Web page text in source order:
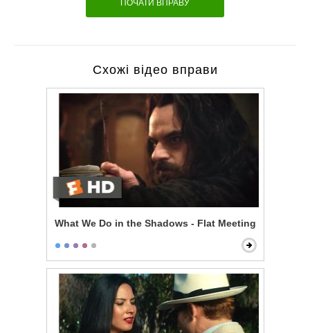
ПОЧАТИ ВПРАВУ
Схожі відео вправи
What We Do in the Shadows - Flat Meeting